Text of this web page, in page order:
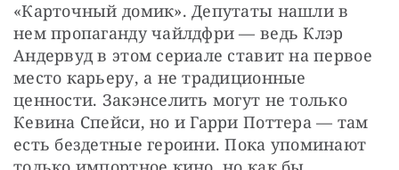
«Карточный домик». Депутаты нашли в
нем пропаганду чайлдфри — ведь Клэр
Андервуд в этом сериале ставит на первое
место карьеру, а не традиционные
ценности. Закэнселить могут не только
Кевина Спейси, но и Гарри Поттера — там
есть бездетные героини. Пока упоминают